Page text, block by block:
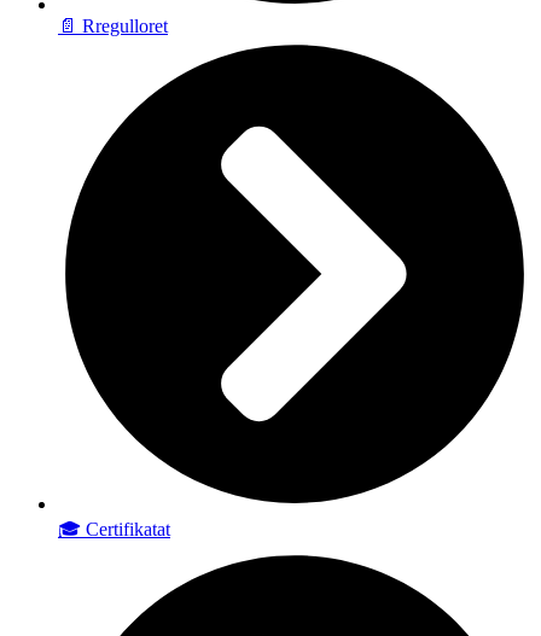
📄 Rregulloret
🎓 Certifikatat